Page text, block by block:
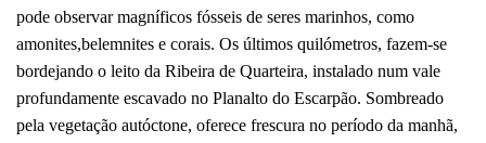
pode observar magníficos fósseis de seres marinhos, como
amonites,belemnites e corais. Os últimos quilómetros, fazem-se
bordejando o leito da Ribeira de Quarteira, instalado num vale
profundamente escavado no Planalto do Escarpão. Sombreado
pela vegetação autóctone, oferece frescura no período da manhã,